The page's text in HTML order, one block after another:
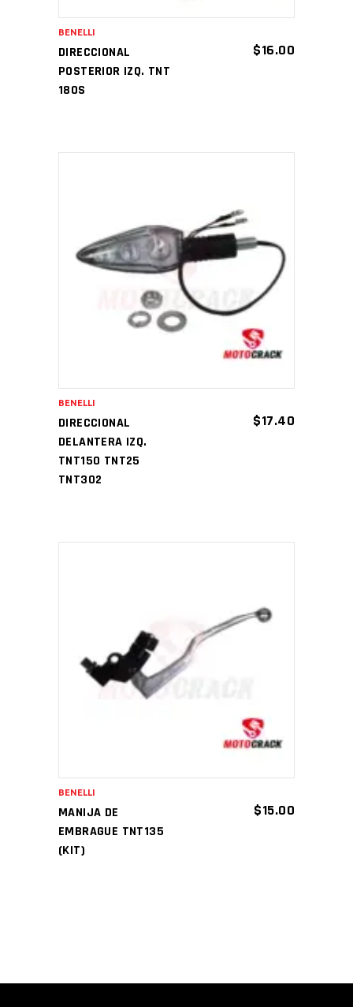
DIRECCIONAL
POSTERIOR IZQ. TNT
180S
$16.00
BENELLI
AÑADIR AL CARRITO
DIRECCIONAL
DELANTERA IZQ.
TNT150 TNT25
TNT302
$17.40
BENELLI
AÑADIR AL CARRITO
MANIJA DE
EMBRAGUE TNT135
(KIT)
$15.00
BENELLI